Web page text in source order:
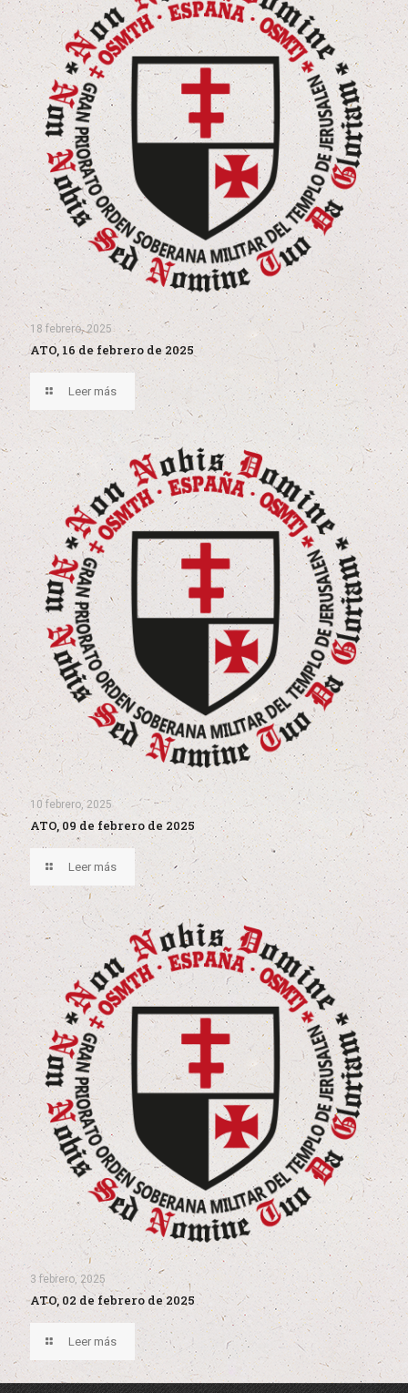
18 febrero, 2025
ATO, 16 de febrero de 2025
Leer más
10 febrero, 2025
ATO, 09 de febrero de 2025
Leer más
3 febrero, 2025
ATO, 02 de febrero de 2025
Leer más